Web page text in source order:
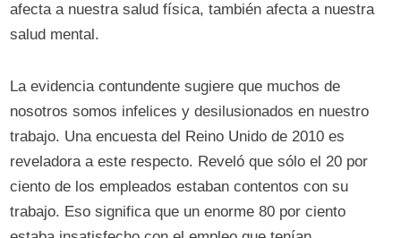
afecta a nuestra salud física, también afecta a nuestra
salud mental.
La evidencia contundente sugiere que muchos de
nosotros somos infelices y desilusionados en nuestro
trabajo. Una encuesta del Reino Unido de 2010 es
reveladora a este respecto. Reveló que sólo el 20 por
ciento de los empleados estaban contentos con su
trabajo. Eso significa que un enorme 80 por ciento